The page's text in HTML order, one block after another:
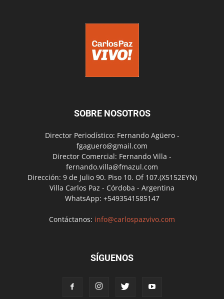
SOBRE NOSOTROS
Director Periodístico: Fernando Agüero -
fgaguero@gmail.com
Director Comercial: Fernando Villa -
fernando.villa@fmazul.com
Dirección: 9 de Julio 90. Piso 10. Of 107.(X5152EYN)
Villa Carlos Paz - Córdoba - Argentina
WhatsApp: +5493541585147
Contáctanos: info@carlospazvivo.com
SÍGUENOS